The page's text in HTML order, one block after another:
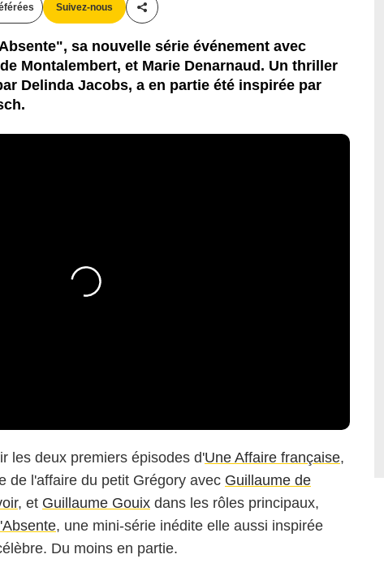
Suivez-nous
Partager cet article
sa nouvelle série événement avec
Montalembert, et Marie Denarnaud. Un thriller
Delinda Jacobs, a en partie été inspirée par
les deux premiers épisodes d'Une Affaire française,
de l'affaire du petit Grégory avec Guillaume de
, et Guillaume Gouix dans les rôles principaux,
, une mini-série inédite elle aussi inspirée
Du moins en partie.